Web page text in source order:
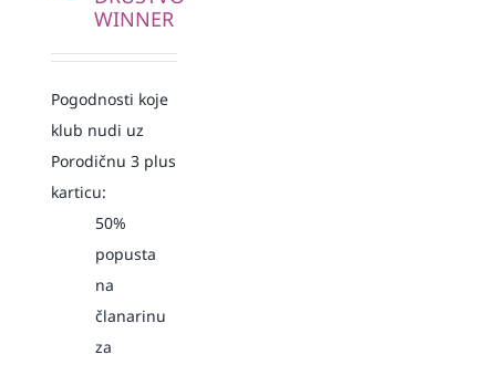
WINNER
Pogodnosti koje
klub nudi uz
Porodičnu 3 plus
karticu:
50%
popusta
na
članarinu
za